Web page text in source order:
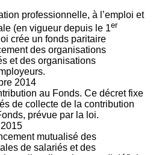
professionnelle, à l’emploi et
(en vigueur depuis le 1er
crée un fonds paritaire
des organisations
et des organisations
2014
au Fonds. Ce décret fixe
de collecte de la contribution
prévue par la loi.
mutualisé des
de salariés et des